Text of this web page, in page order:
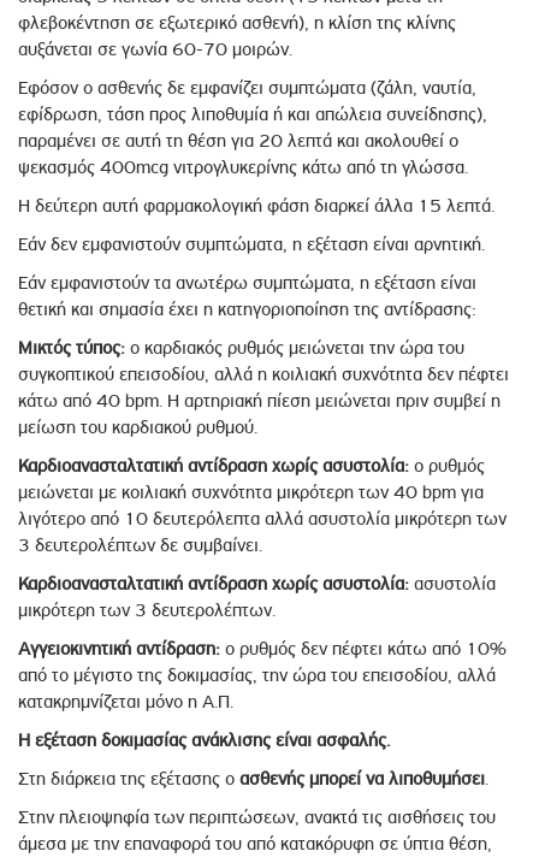
φλεβοκέντηση σε εξωτερικό ασθενή), η κλίση της κλίνης
αυξάνεται σε γωνία 60-70 μοιρών.
Εφόσον ο ασθενής δε εμφανίζει συμπτώματα (ζάλη, ναυτία,
εφίδρωση, τάση προς λιποθυμία ή και απώλεια συνείδησης),
παραμένει σε αυτή τη θέση για 20 λεπτά και ακολουθεί ο
ψεκασμός 400mcg νιτρογλυκερίνης κάτω από τη γλώσσα.
Η δεύτερη αυτή φαρμακολογική φάση διαρκεί άλλα 15 λεπτά.
Εάν δεν εμφανιστούν συμπτώματα, η εξέταση είναι αρνητική.
Εάν εμφανιστούν τα ανωτέρω συμπτώματα, η εξέταση είναι
θετική και σημασία έχει η κατηγοριοποίηση της αντίδρασης:
Μικτός τύπος: ο καρδιακός ρυθμός μειώνεται την ώρα του
συγκοπτικού επεισοδίου, αλλά η κοιλιακή συχνότητα δεν πέφτει
κάτω από 40 bpm. Η αρτηριακή πίεση μειώνεται πριν συμβεί η
μείωση του καρδιακού ρυθμού.
Καρδιοανασταλτατική αντίδραση χωρίς ασυστολία: ο ρυθμός
μειώνεται με κοιλιακή συχνότητα μικρότερη των 40 bpm για
λιγότερο από 10 δευτερόλεπτα αλλά ασυστολία μικρότερη των
3 δευτερολέπτων δε συμβαίνει.
Καρδιοανασταλτατική αντίδραση χωρίς ασυστολία: ασυστολία
μικρότερη των 3 δευτερολέπτων.
Αγγειοκινητική αντίδραση: ο ρυθμός δεν πέφτει κάτω από 10%
από το μέγιστο της δοκιμασίας, την ώρα του επεισοδίου, αλλά
κατακρημνίζεται μόνο η Α.Π.
Η εξέταση δοκιμασίας ανάκλισης είναι ασφαλής.
Στη διάρκεια της εξέτασης ο ασθενής μπορεί να λιποθυμήσει.
Στην πλειοψηφία των περιπτώσεων, ανακτά τις αισθήσεις του
άμεσα με την επαναφορά του από κατακόρυφη σε ύπτια θέση,